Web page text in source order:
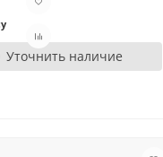
Уточнить наличие